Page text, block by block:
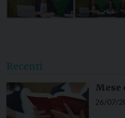
Recenti
Mese
26/07/